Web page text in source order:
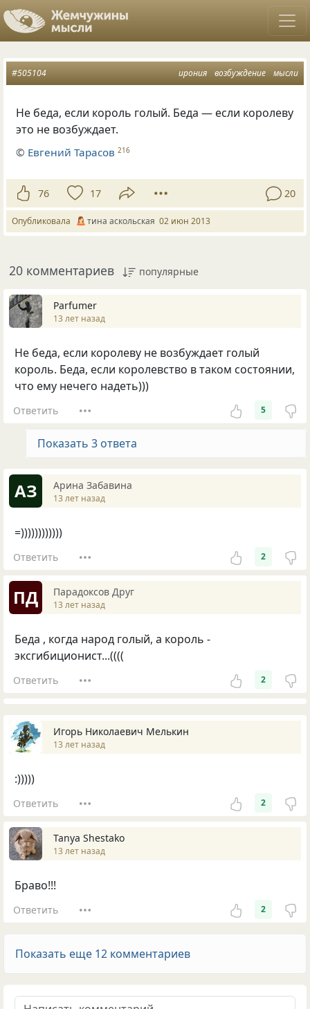
ирония возбуждение мысли
#505104
Не беда, если король голый. Беда — если королеву
это не возбуждает.
© Евгений Тарасов 216
76 17 20
Опубликовала тина аскольская 02 июн 2013
20 комментариев популярные
Parfumer
13 лет назад
Не беда, если королеву не возбуждает голый
король. Беда, если королевство в таком состоянии,
что ему нечего надеть)))
Ответить 5
Показать 3 ответа
АЗ Арина Забавина
13 лет назад
=))))))))))))
Ответить 2
ПД Парадоксов Друг
13 лет назад
Беда , когда народ голый, а король -
эксгибиционист...((((
Ответить 2
Игорь Николаевич Мелькин
13 лет назад
:)))))
Ответить 2
Tanya Shestako
13 лет назад
Браво!!!
Ответить 2
Показать еще 12 комментариев